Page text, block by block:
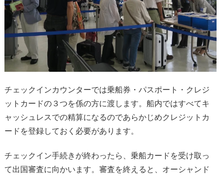
チェックインカウンターでは乗船券・パスポート・クレジ
ットカードの３つを係の方に渡します。船内ではすべてキ
ャッシュレスでの精算になるのであらかじめクレジットカ
ードを登録しておく必要があります。
チェックイン手続きが終わったら、乗船カードを受け取っ
て出国審査に向かいます。審査を終えると、オーシャンド